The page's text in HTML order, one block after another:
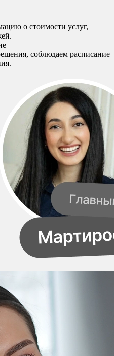
о стоимости услуг,
соблюдаем расписание